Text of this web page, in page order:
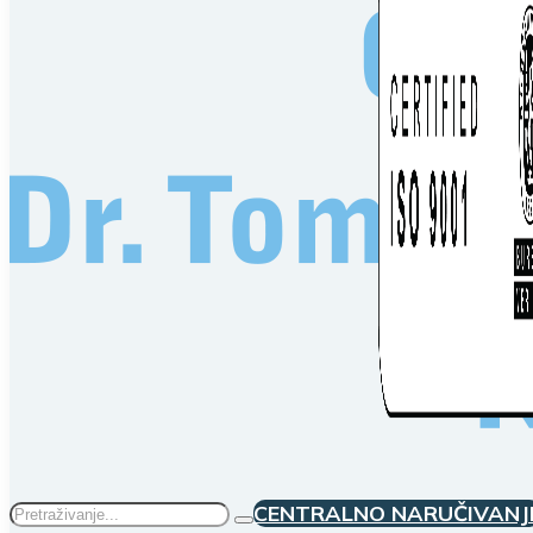
Traži CENTRALNO